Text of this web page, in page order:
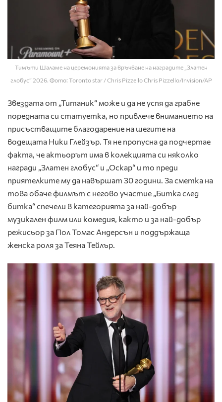
Тимъти Шаламе на церемонията за връчване на наградите „Златен
глобус“ 2026. Фото: Toronto star / Chris Pizzello Chris Pizzello/Invision/AP
Звездата от „Титаник“ може и да не успя да грабне
поредната си статуетка, но привлече вниманието на
присъстващите благодарение на шегите на
водещата Ники Глейзър. Тя не пропусна да подчертае
факта, че актьорът има в колекцията си няколко
награди „Златен глобус“ и „Оскар“ и то преди
приятелките му да навършат 30 години. За сметка на
това обаче филмът с негово участие „Битка след
битка“ спечели в категорията за най-добър
музикален филм или комедия, както и за най-добър
режисьор за Пол Томас Андерсън и поддържаща
женска роля за Теяна Тейлър.